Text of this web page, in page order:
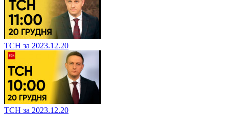
ТСН за 2023.12.20
ТСН за 2023.12.20